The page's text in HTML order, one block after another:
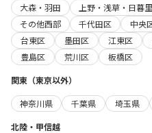
大森・羽田
上野・浅草・日暮里
その他西部
千代田区 中央
台東区
墨田区 江東区
豊島区
荒川区
板橋区
関東（東京以外）
神奈川県
千葉県 埼玉県
北陸・甲信越